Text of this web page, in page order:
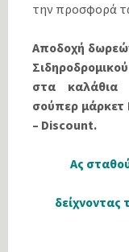
την προσφορά
Αποδοχή
στα καλάθια
σούπερ μάρκετ
– Discount.
Ας
δείχνοντας